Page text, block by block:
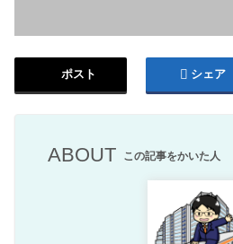
ポスト シェア
ABOUT この記事をかいた人